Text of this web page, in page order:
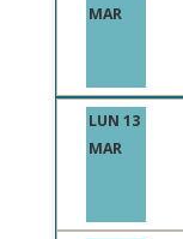
MAR
LUN 13
MAR